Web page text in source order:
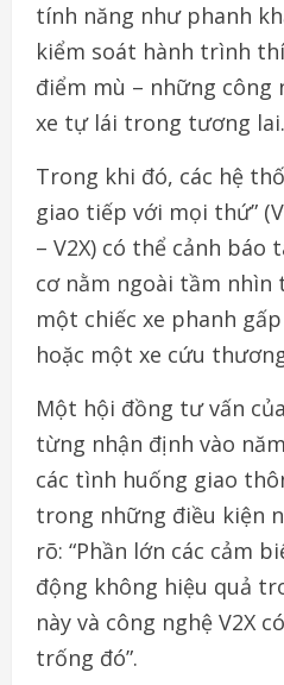
tính năng như phanh
kiểm soát hành trình
điểm mù – những công
xe tự lái trong tương lai.
Trong khi đó, các hệ
giao tiếp với mọi thứ”
– V2X) có thể cảnh báo
cơ nằm ngoài tầm nhìn
một chiếc xe phanh
hoặc một xe cứu
Một hội đồng tư vấn
từng nhận định vào
các tình huống giao
trong những điều kiện
rõ: “Phần lớn các cảm
động không hiệu quả
này và công nghệ V2X
trống đó”.